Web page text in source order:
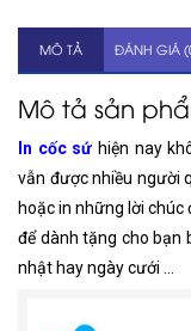
MÔ TẢ ĐÁNH GIÁ
Mô tả sản
In cốc sứ hiện nay
vẫn được nhiều người
hoặc in những lời
để dành tặng cho bạn
nhật hay ngày cưới …